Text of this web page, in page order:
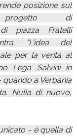
posizione sul
progetto di
di piazza Fratelli
“L'idea del
per la verità al
Lega Salvini in
a Verbania
Nulla di nuovo,
- è quella di